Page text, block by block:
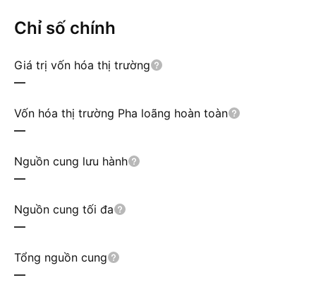
Chỉ số chính
Giá trị vốn hóa thị trường
—
Vốn hóa thị trường Pha loãng hoàn toàn
—
Nguồn cung lưu hành
—
Nguồn cung tối đa
—
Tổng nguồn cung
—